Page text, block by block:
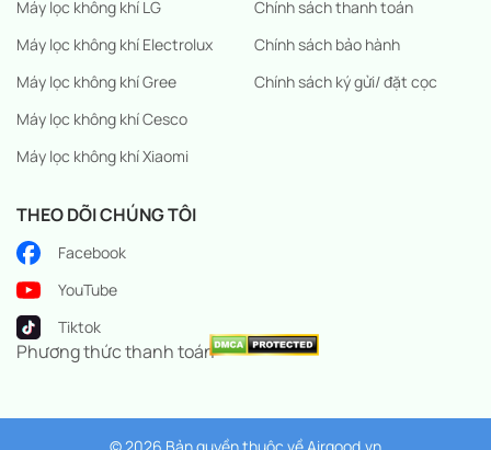
Máy lọc không khí LG
Máy lọc không khí Electrolux
Máy lọc không khí Gree
Máy lọc không khí Cesco
Máy lọc không khí Xiaomi
Chính sách thanh toán
Chính sách bảo hành
Chính sách ký gửi/ đặt cọc
THEO DÕI CHÚNG TÔI
Facebook
YouTube
Tiktok
Phương thức thanh toán